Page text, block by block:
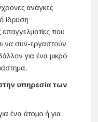
ανάγκες
ίδρυση
επαγγελματίες που
να συν-εργαστούν
για ένα μικρό
υπηρεσία των
ένα άτομο ή για